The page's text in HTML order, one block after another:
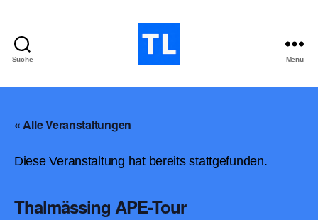
Suche
Liste
Menü
« Alle Veranstaltungen
Diese Veranstaltung hat bereits stattgefunden.
Thalmässing APE-Tour